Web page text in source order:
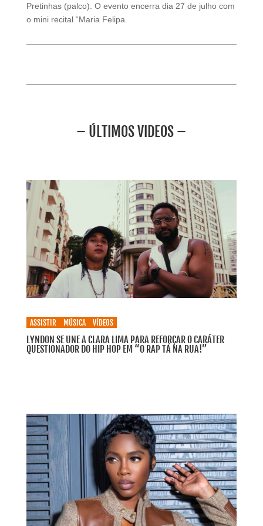
Pretinhas (palco). O evento encerra dia 27 de julho com
o mini recital “Maria Felipa.
– ÚLTIMOS VIDEOS –
ASSISTIR MÚSICA VÍDEOS
LYNDON SE UNE A CLARA LIMA PARA REFORÇAR O CARÁTER
QUESTIONADOR DO HIP HOP EM “O RAP TÁ NA RUA!”